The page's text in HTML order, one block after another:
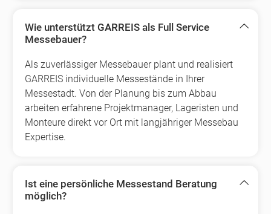
Wie unterstützt GARREIS als Full Service
Messebauer?
Als zuverlässiger Messebauer plant und realisiert
GARREIS individuelle Messestände in Ihrer
Messestadt. Von der Planung bis zum Abbau
arbeiten erfahrene Projektmanager, Lageristen und
Monteure direkt vor Ort mit langjähriger Messebau
Expertise.
Ist eine persönliche Messestand Beratung
möglich?